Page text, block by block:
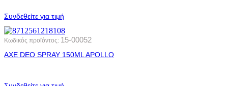
Συνδεθείτε για τιμή
Κωδικός προϊόντος: 15-00052
AXE DEO SPRAY 150ML APOLLO